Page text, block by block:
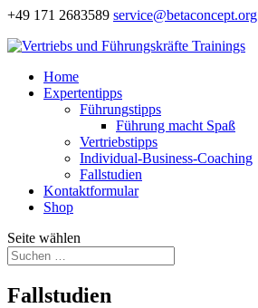
+49 171 2683589 service@betaconcept.org
Home
Expertentipps
Führungstipps
Führung macht Spaß
Vertriebstipps
Individual-Business-Coaching
Fallstudien
Kontaktformular
Shop
Seite wählen
Fallstudien